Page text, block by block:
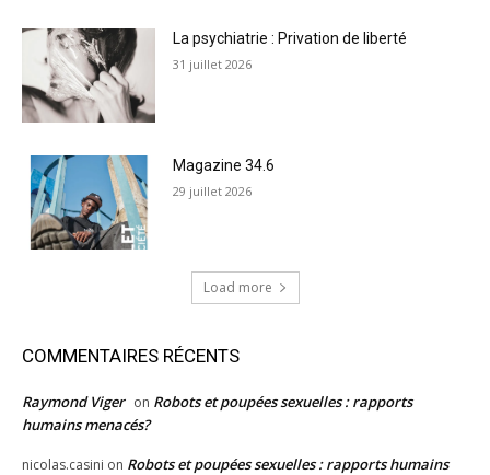
La psychiatrie : Privation de liberté
31 juillet 2026
Magazine 34.6
29 juillet 2026
Load more
COMMENTAIRES RÉCENTS
Raymond Viger on Robots et poupées sexuelles : rapports
humains menacés?
nicolas.casini on Robots et poupées sexuelles : rapports humains